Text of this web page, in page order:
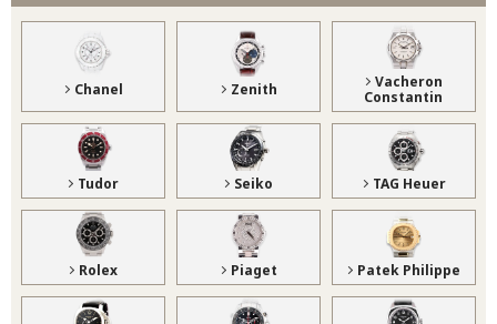
Chanel Zenith
Vacheron
Constantin
Tudor Seiko TAG Heuer
Rolex Piaget Patek Philippe